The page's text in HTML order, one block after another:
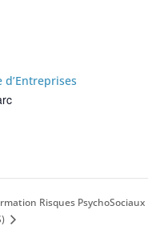
d’Entreprises
Risques PsychoSociaux